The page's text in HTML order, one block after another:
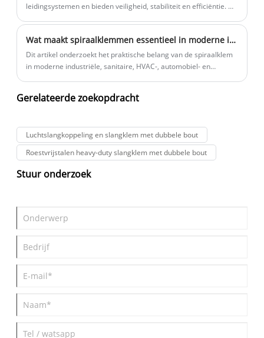
leidingsystemen en bieden veiligheid, stabiliteit en efficiëntie. Dit
ingenieurs, technici en inkoopprofessionals weloverwogen
beslissingen kunnen nemen. Leer van de expertise van CIXI
BEIDELI PIPE FITTING CO.,LTD. en optimaliseer uw
Wat maakt spiraalklemmen essentieel in moderne industriële en leidingsystemen?
Dit artikel onderzoekt het praktische belang van de spiraalklem
in moderne industriële, sanitaire, HVAC-, automobiel- en
problemen ze oplossen in praktijktoepassingen zoals
omgevingen met hoge druk. U vindt er ook
installatiebegeleiding, vergelijkingstabellen, inzichten in
probleemoplossing en onderhoudstips die zijn ontworpen om
ingenieurs, technici en kopers te helpen weloverwogen
beslissingen te nemen.
Gerelateerde zoekopdracht
Luchtslangkoppeling en slangklem met dubbele bout
Roestvrijstalen heavy-duty slangklem met dubbele bout
Stuur onderzoek